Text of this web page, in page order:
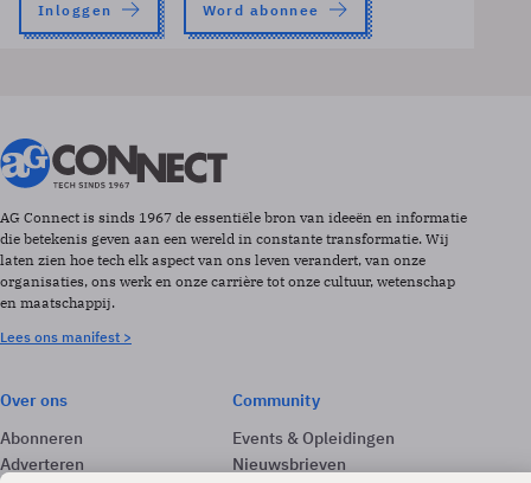
Inloggen Word abonnee
AG Connect is sinds 1967 de essentiële bron van ideeën en informatie
die betekenis geven aan een wereld in constante transformatie. Wij
laten zien hoe tech elk aspect van ons leven verandert, van onze
organisaties, ons werk en onze carrière tot onze cultuur, wetenschap
en maatschappij.
Lees ons manifest >
Over ons
Abonneren
Adverteren
Community
Events & Opleidingen
Nieuwsbrieven